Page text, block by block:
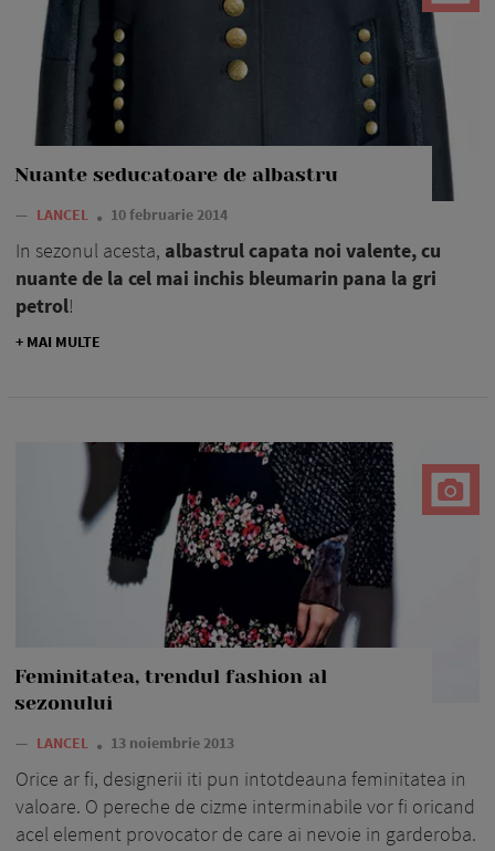
Nuante seducatoare de albastru
— LANCEL 10 februarie 2014
In sezonul acesta, albastrul capata noi valente, cu
nuante de la cel mai inchis bleumarin pana la gri
petrol!
+ MAI MULTE
Feminitatea, trendul fashion al
sezonului
— LANCEL 13 noiembrie 2013
Orice ar fi, designerii iti pun intotdeauna feminitatea in
valoare. O pereche de cizme interminabile vor fi oricand
acel element provocator de care ai nevoie in garderoba.